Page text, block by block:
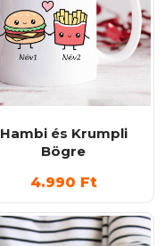
Hambi és Krumpli
Bögre
4.990 Ft